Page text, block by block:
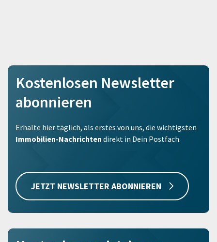
Kostenlosen Newsletter
abonnieren
Erhalte hier täglich, als erstes von uns, die wichtigsten
Immobilien-Nachrichten direkt in Dein Postfach.
JETZT NEWSLETTER ABONNIEREN